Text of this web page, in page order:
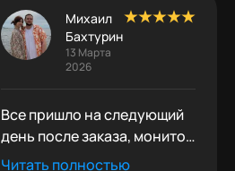
Михаил
Бахтурин
13 Марта
2026
Все пришло на следующий
день после заказа, монитор
взят там же, все летает,
Читать полностью